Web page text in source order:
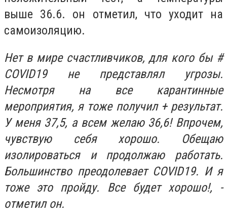
выше 36.6. он отметил, что уходит на
самоизоляцию.
Нет в мире счастливчиков, для кого бы #
COVID19 не представлял угрозы.
Несмотря на все карантинные
мероприятия, я тоже получил + результат.
У меня 37,5, а всем желаю 36,6! Впрочем,
чувствую себя хорошо. Обещаю
изолироваться и продолжаю работать.
Большинство преодолевает COVID19. И я
тоже это пройду. Все будет хорошо!, -
отметил он.